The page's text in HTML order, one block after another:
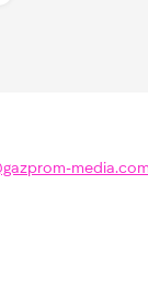
media.com